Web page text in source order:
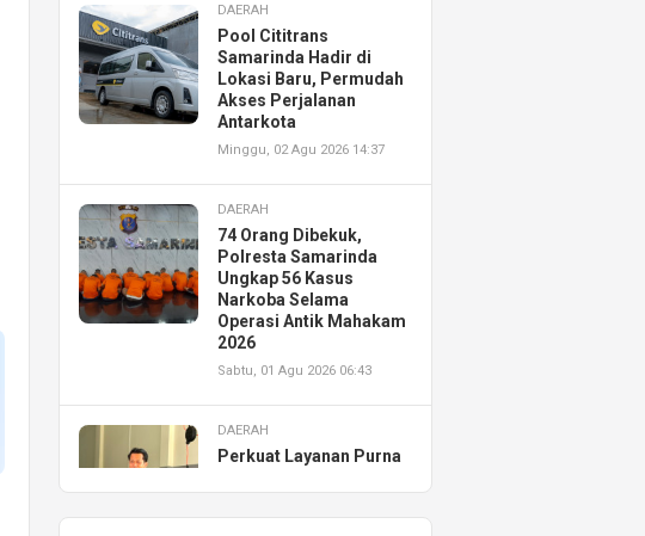
DAERAH
Pool Cititrans
Samarinda Hadir di
Lokasi Baru, Permudah
Akses Perjalanan
Antarkota
Minggu, 02 Agu 2026 14:37
DAERAH
74 Orang Dibekuk,
Polresta Samarinda
Ungkap 56 Kasus
Narkoba Selama
Operasi Antik Mahakam
2026
Sabtu, 01 Agu 2026 06:43
DAERAH
Perkuat Layanan Purna
Resmikan AHASS